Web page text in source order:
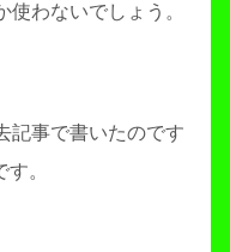
わないでしょう。
記事で書いたのです
す。